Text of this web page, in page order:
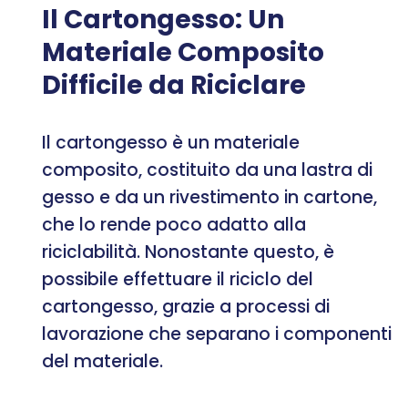
Il Cartongesso: Un
Materiale Composito
Difficile da Riciclare
Il cartongesso è un materiale
composito, costituito da una lastra di
gesso e da un rivestimento in cartone,
che lo rende poco adatto alla
riciclabilità. Nonostante questo, è
possibile effettuare il riciclo del
cartongesso, grazie a processi di
lavorazione che separano i componenti
del materiale.